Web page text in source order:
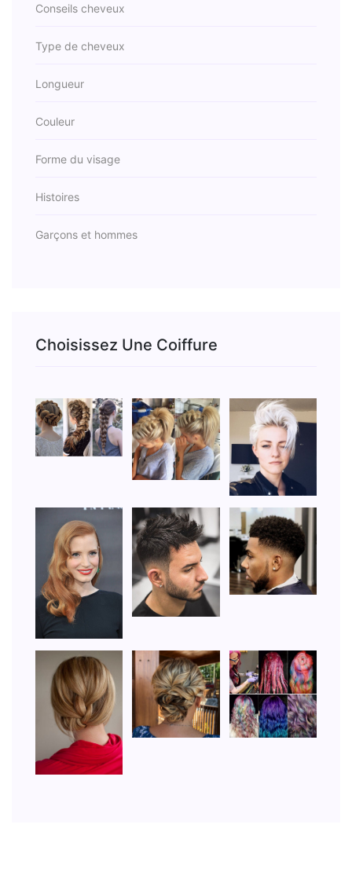
Conseils cheveux
Type de cheveux
Longueur
Couleur
Forme du visage
Histoires
Garçons et hommes
Choisissez Une Coiffure